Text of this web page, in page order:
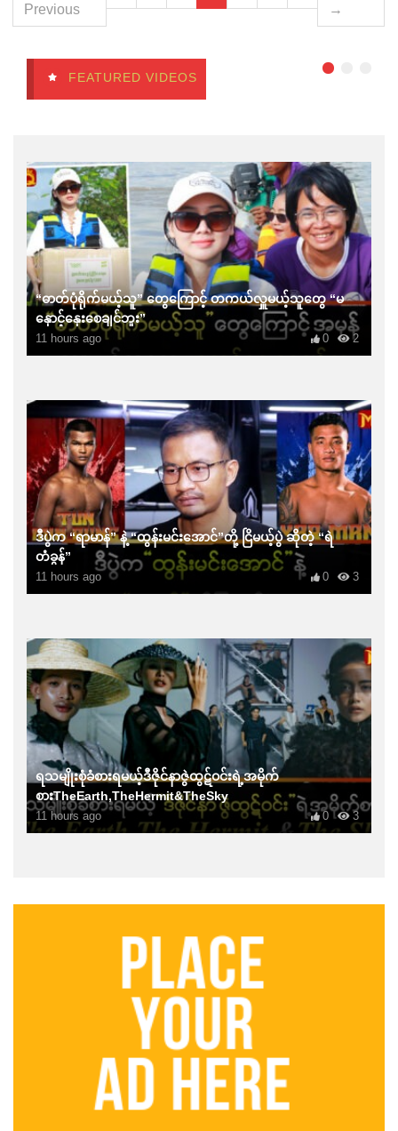
Previous
→
FEATURED VIDEOS
“ဓာတ်ပုံရိုက်မယ့်သူ” တွေကြောင့် တကယ်လှူ‌‌မယ့်သူတွေ “မ
နှောင့်နှေးစေချင်ဘူး”
11 hours ago 2
0
ဒီပွဲက “ရာမာန်” နဲ့ “ထွန်းမင်းအောင်”တို့ ငြိမယ့်ပွဲ ဆိုတဲ့ “ရဲ
တံခွန်”
11 hours ago 3
0
ရသမျိုးစုံခံစားရမယ့်ဒီဇိုင်နာဇွဲထွဋ်ဝင်းရဲ့အမိုက်
စားTheEarth,TheHermit&TheSky
11 hours ago 3
0